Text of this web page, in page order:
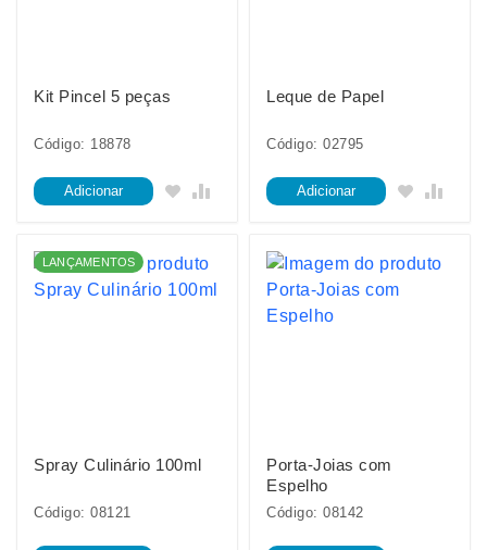
Kit Pincel 5 peças
Código: 18878
Adicionar
Leque de Papel
Código: 02795
Adicionar
LANÇAMENTOS
Spray Culinário 100ml
Código: 08121
Porta-Joias com
Espelho
Código: 08142